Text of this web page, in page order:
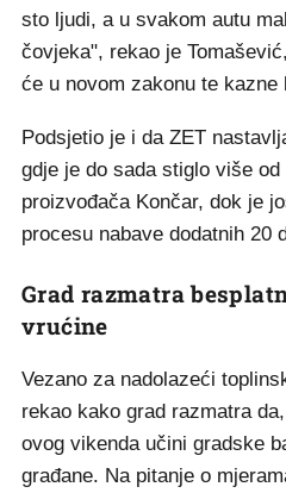
sto ljudi, a u svakom autu
čovjeka", rekao je
će u novom zakonu te kazne
Podsjetio je i da ZET
gdje je do sada stiglo više
proizvođača Končar, dok je
procesu nabave dodatnih 20
Grad razmatra
vrućine
Vezano za nadolazeći
rekao kako grad razmatra
ovog vikenda učini gradske
građane. Na pitanje o